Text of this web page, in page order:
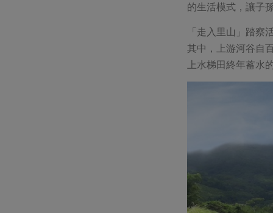
的生活模式，讓子
「走入里山」踏
其中，上游河谷自
上水梯田終年蓄水